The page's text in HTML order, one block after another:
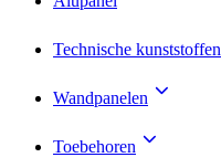
Technische kunststoffen
Wandpanelen
Toebehoren